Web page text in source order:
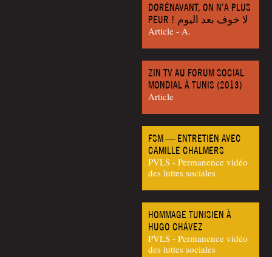
DORÉNAVANT, ON N’A PLUS
PEUR ! لا خوف بعد اليوم
Article - A.
ZIN TV AU FORUM SOCIAL
MONDIAL À TUNIS (2013)
Article
FSM — ENTRETIEN AVEC
CAMILLE CHALMERS
PVLS - Permanence vidéo
des luttes sociales
HOMMAGE TUNISIEN À
HUGO CHÁVEZ
PVLS - Permanence vidéo
des luttes sociales